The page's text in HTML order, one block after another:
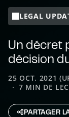
LEGAL
Un décret
décision
25 OCT. 2021
7 MIN DE
PARTAGER